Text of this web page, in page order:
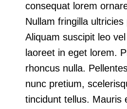
consequat lorem
Nullam fringilla ultricies
Aliquam suscipit leo
laoreet in eget lorem.
rhoncus nulla.
nunc pretium,
tincidunt tellus. Mauris